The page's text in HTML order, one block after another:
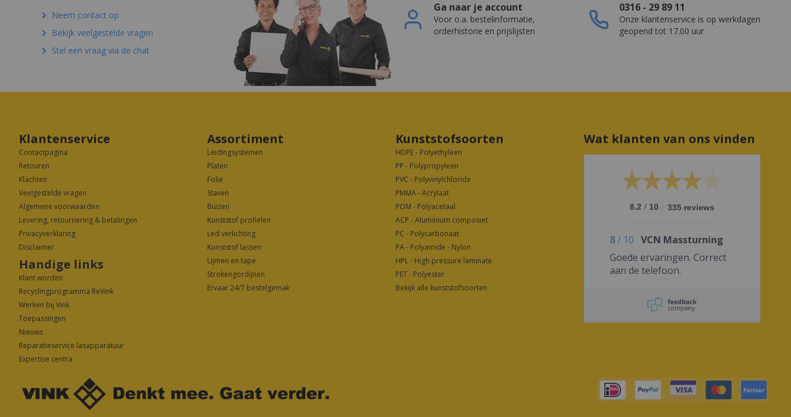
Neem contact op
Bekijk veelgestelde vragen
Stel een vraag via de chat
Ga naar je account
Voor o.a. bestelinformatie,
orderhistorie en prijslijsten
0316 - 29 89 11
Onze klantenservice is op werkdagen
geopend tot 17.00 uur
Klantenservice
Contactpagina
Retouren
Klachten
Veelgestelde vragen
Algemene voorwaarden
Levering, retournering & betalingen
Privacyverklaring
Disclaimer
Handige links
Klant worden
Recyclingprogramma ReVink
Werken bij Vink
Toepassingen
Nieuws
Reparatieservice lasapparatuur
Expertise centra
Assortiment
Leidingsystemen
Platen
Folie
Staven
Buizen
Kunststof profielen
Led verlichting
Kunststof lassen
Lijmen en tape
Strokengordijnen
Ervaar 24/7 bestelgemak
Kunststofsoorten
HDPE - Polyethyleen
PP - Polypropyleen
PVC - Polyvinylchloride
PMMA - Acrylaat
POM - Polyacetaal
ACP - Aluminium composiet
PC - Polycarbonaat
PA - Polyamide - Nylon
HPL - High pressure laminate
PET - Polyester
Bekijk alle kunststofsoorten
Wat klanten van ons vinden
8.2 / 10 335 reviews
8/ 10 VCN Massturning
Goede ervaringen. Correct
aan de telefoon.